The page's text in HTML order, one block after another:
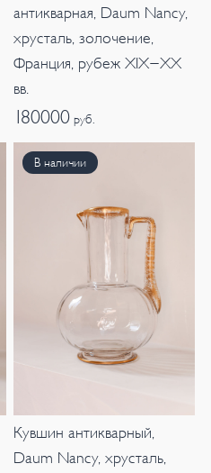
антикварная, Daum Nancy,
хрусталь, золочение,
Франция, рубеж XIX-XX
вв.
180000 руб.
В наличии
Кувшин антикварный,
Daum Nancy, хрусталь,